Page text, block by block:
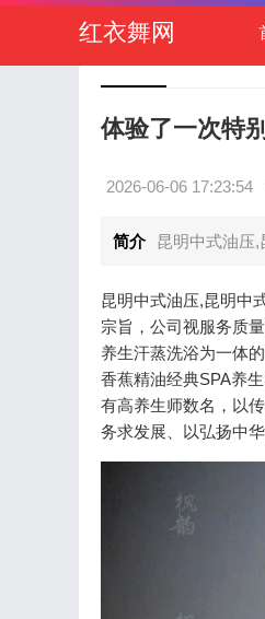
红衣舞网
体验了一次特
2026-06-06 17:23:54
简介 昆明中式油压
昆明中式油压,昆明中
宗旨，公司视服务质
养生汗蒸洗浴为一体
香蕉精油经典SPA养
有高养生师数名，以
务求发展、以弘扬中